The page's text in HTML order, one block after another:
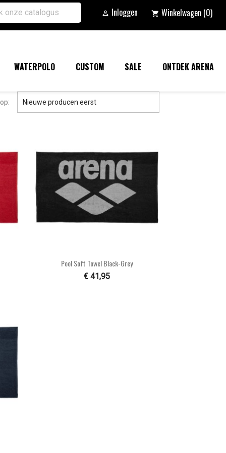
 Inloggen shopping_cart Winkelwagen (0)
WATERPOLO CUSTOM SALE ONTDEK ARENA
Nieuwe producen eerst
Snel bekijken
Pool Soft Towel Black-Grey
€ 41,95